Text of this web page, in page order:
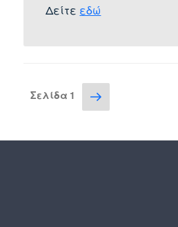
Δείτε εδώ
Σελιδοποίηση
άρθρων
Σελίδα 1 Επόμενη
σελίδα